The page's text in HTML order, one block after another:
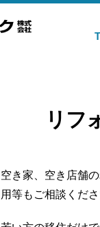
リフ
空き家、空き店舗
用等もご相談くださ